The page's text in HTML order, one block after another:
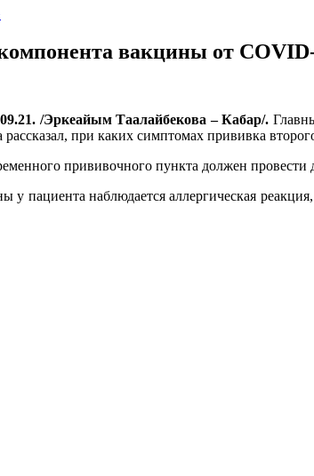
вакцины от
/Эркеайым Таалайбекова – Кабар/.
при каких симптомах прививка
прививочного пункта должен
пациента наблюдается аллергическая